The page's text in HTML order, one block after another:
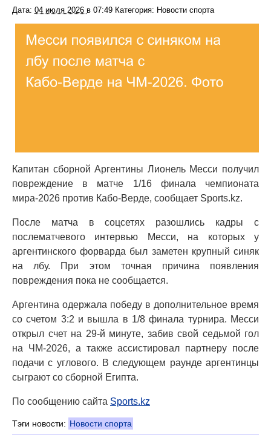
Дата: 04 июля 2026 в 07:49 Категория: Новости спорта
Капитан сборной Аргентины Лионель Месси получил
повреждение в матче 1/16 финала чемпионата
мира-2026 против Кабо-Верде, сообщает Sports.kz.
После матча в соцсетях разошлись кадры с
послематчевого интервью Месси, на которых у
аргентинского форварда был заметен крупный синяк
на лбу. При этом точная причина появления
повреждения пока не сообщается.
Аргентина одержала победу в дополнительное время
со счетом 3:2 и вышла в 1/8 финала турнира. Месси
открыл счет на 29-й минуте, забив свой седьмой гол
на ЧМ-2026, а также ассистировал партнеру после
подачи с углового. В следующем раунде аргентинцы
сыграют со сборной Египта.
По сообщению сайта Sports.kz
Тэги новости: Новости спорта